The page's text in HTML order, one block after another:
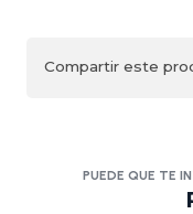
Compartir este
PUEDE QUE TE